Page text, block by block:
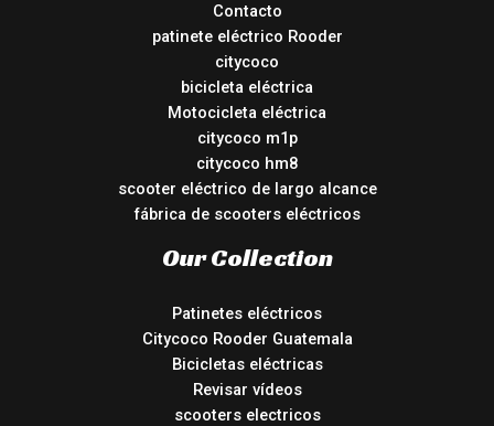
Contacto
patinete eléctrico Rooder
citycoco
bicicleta eléctrica
Motocicleta eléctrica
citycoco m1p
citycoco hm8
scooter eléctrico de largo alcance
fábrica de scooters eléctricos
Our Collection
Patinetes eléctricos
Citycoco Rooder Guatemala
Bicicletas eléctricas
Revisar vídeos
scooters electricos